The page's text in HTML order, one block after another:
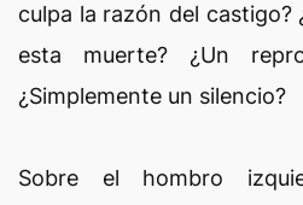
culpa la razón del castigo?
esta muerte? ¿Un
¿Simplemente un silencio?
Sobre el hombro